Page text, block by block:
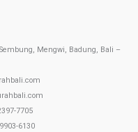
Mengwi, Badung, Bali –
7705
6130